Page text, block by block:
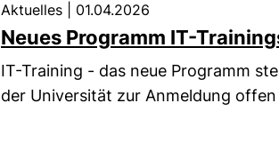
Neues Programm IT-
Aktuelles 01.04.2026
IT-Training - das neue Programm
der Universität zur Anmeldung offen